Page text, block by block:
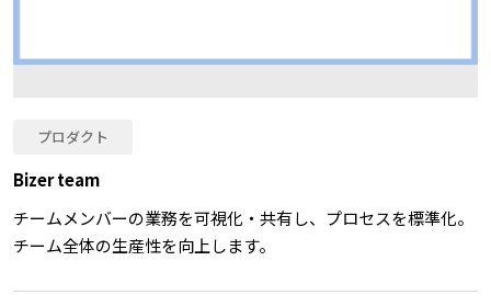
プロダクト
Bizer team
チームメンバーの業務を可視化・共有し、プロセスを標準化。
チーム全体の生産性を向上します。